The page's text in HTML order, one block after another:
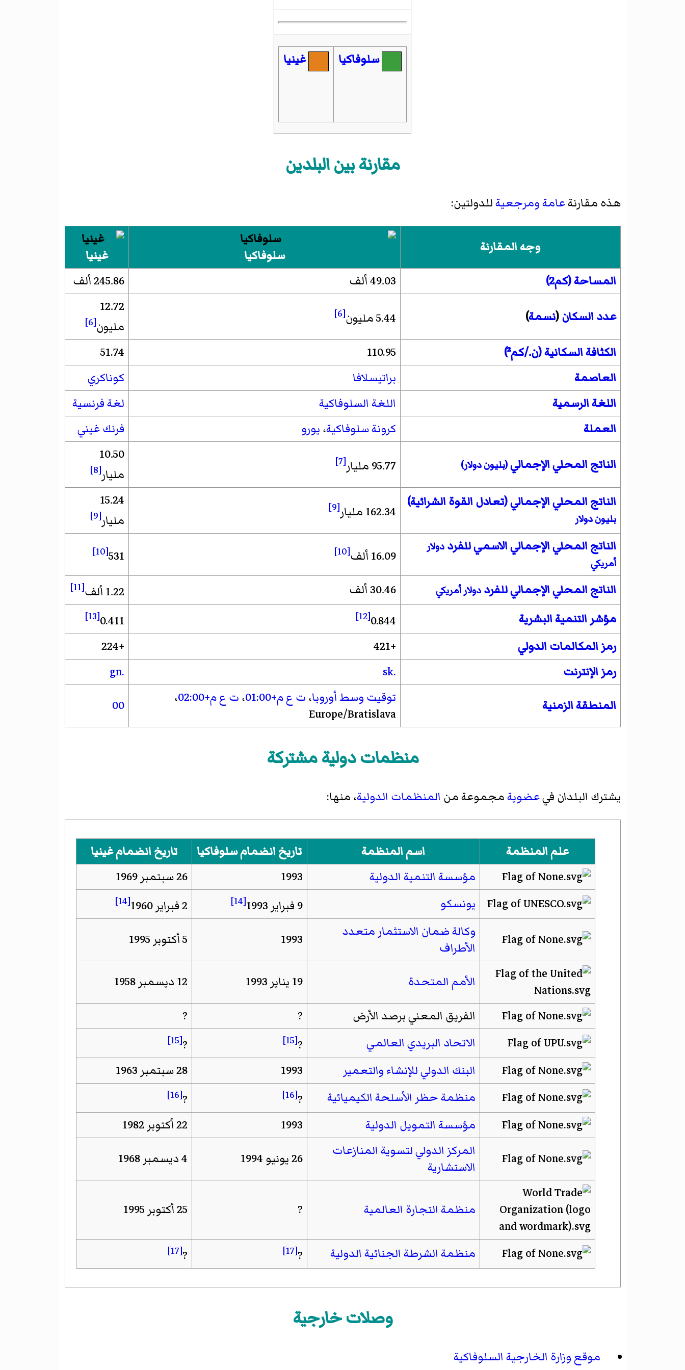
سلوفاكيا غينيا
مقارنة بين البلدين
هذه مقارنةعامةومرجعيةللدولتين:
وجه المقارنة
سلوفاكيا
غينيا
المساحة (كم2)
49.03 ألف 245.86 ألف
عدد السكان(نسمة) 5.44 مليون [6]
12.72
مليون[6]
الكثافة السكانية (ن./كم²) 110.95
51.74
العاصمة
براتيسلافا
كوناكري
اللغة الرسمية
اللغة السلوفاكية
لغة فرنسية
العملة
كرونة سلوفاكية، يورو فرنك غيني
الناتج المحلي الإجمالي(بليون دولار) 95.77 مليار [7]
10.50
مليار[8]
الناتج المحلي الإجمالي (تعادل القوة الشرائية)
بليون دولار 162.34 مليار [9]
15.24
مليار[9]
الناتج المحلي الإجمالي الاسمي للفرددولار
أمريكي
16.09 ألف [10]
531
[10]
الناتج المحلي الإجمالي للفرددولار أمريكي 30.46 ألف 1.22 ألف [11]
مؤشر التنمية البشرية 0.844
[12]
0.411
[13]
رمز المكالمات الدولي +421
+224
رمز الإنترنت
.sk
.gn
المنطقة الزمنية
توقيت وسط أوروبا، ت ع م+01:00 ، ت ع م+02:00
،
Europe/Bratislava
00
منظمات دولية مشتركة
يشترك البلدان فيعضويةمجموعة من المنظمات الدولية، منها:
علم المنظمة اسم المنظمة تاريخ انضمام سلوفاكيا
تاريخ انضمام غينيا
مؤسسة التنمية الدولية
1993
26 سبتمبر 1969
يونسكو
9 فبراير 1993 [14] 2 فبراير 1960 [14]
وكالة ضمان الاستثمار متعدد
الأطراف
1993 5 أكتوبر 1995
الأمم المتحدة 19 يناير 1993 12 ديسمبر 1958
الفريق المعني برصد الأرض ?
?
الاتحاد البريدي العالمي
?
[15]
?
[15]
البنك الدولي للإنشاء والتعمير 1993
28 سبتمبر 1963
منظمة حظر الأسلحة الكيميائية
?
[16]
?
[16]
مؤسسة التمويل الدولية 1993
22 أكتوبر 1982
المركز الدولي لتسوية المنازعات
الاستشارية
26 يونيو 1994 4 ديسمبر 1968
منظمة التجارة العالمية ? 25 أكتوبر 1995
منظمة الشرطة الجنائية الدولية ?
[17]
?
[17]
وصلات خارجية
موقع وزارة الخارجية السلوفاكية